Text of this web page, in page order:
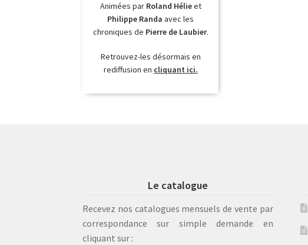
Animées par Roland Hélieet
Philippe Randa avec les
chroniques de Pierre de Laubier.
Retrouvez-les désormais en
rediffusion en cliquant ici.
Le catalogue
Recevez nos catalogues mensuels de vente par
correspondance sur simple demande en
cliquant sur :